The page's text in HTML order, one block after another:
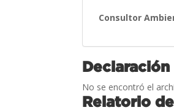
Consultor
No se encontró el
Relatorio